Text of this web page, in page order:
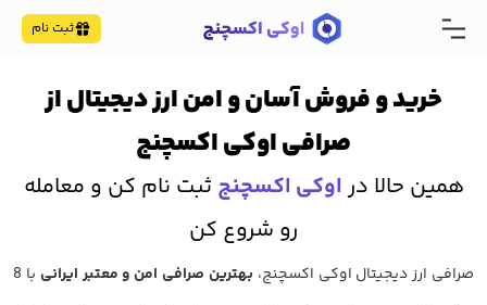
ثبت نام
خرید و فروش آسان و امن ارز دیجیتال از
صرافی اوکی اکسچنج
همین حالا دراوکی اکسچنج ثبت نام کن و معامله
رو شروع کن
صرافی ارز دیجیتال اوکی اکسچنج، بهترین صرافی امن و معتبر ایرانی
با 8